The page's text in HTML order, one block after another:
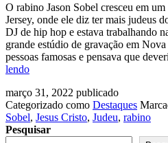
O rabino Jason Sobel cresceu em
Jersey, onde ele diz ter mais judeus
DJ de hip hop e estava trabalhando
grande estúdio de gravação em
pessoas famosas e pensava que
lendoJudeu
ter
visto
Jesus
Cristo
março 31, 2022 publicado
Categorizado como Destaques
Sobel, Jesus Cristo, Judeu, rabino
Pesquisar